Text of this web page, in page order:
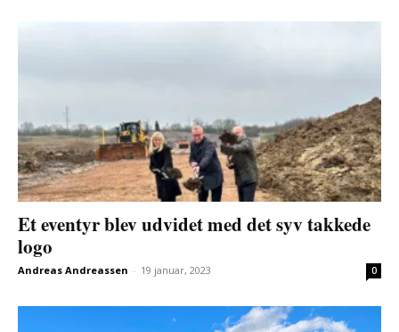
Et eventyr blev udvidet med det syv takkede
logo
Andreas Andreassen - 19 januar, 2023 0